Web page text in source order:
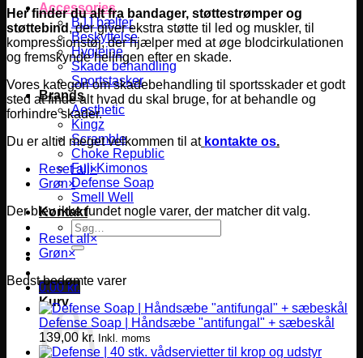
Accessories
BJJ bælter
Beskyttelse
Hygiejne
Skade behandling
Sportstasker
Brands
Aesthetic
Kingz
Scramble
Choke Republic
Fuji Kimonos
Defense Soap
Smell Well
Kontakt
Søg
efter:
0,00kr.
Kurv
Her finder du alt fra bandager, støttestrømper og
støttebind , der giver ekstra støtte til led og muskler, til
kompressionstøj, der hjælper med at øge blodcirkulationen
og fremskynde helingen efter en skade.
Vores kategori om skadebehandling til sportsskader et godt
sted at finde alt hvad du skal bruge, for at behandle og
forhindre skader.
Du er altid meget velkommen til at kontakte os.
Reset all×
Grøn×
Der blev ikke fundet nogle varer, der matcher dit valg.
Reset all×
Grøn×
Bedst bedømte varer
Defense Soap | Håndsæbe "antifungal" + sæbeskål
139,00 kr. Inkl. moms